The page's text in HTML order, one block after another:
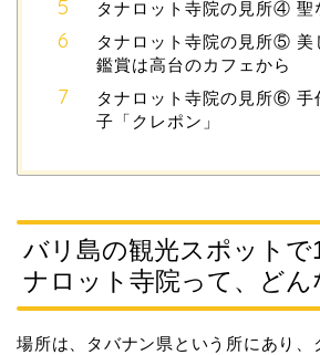
タナロット寺院の見所④ 聖
タナロット寺院の見所⑤ 美
鑑賞は高台のカフェから
タナロット寺院の見所⑥ 手
子「クレポン」
バリ島の観光スポットで
ナロット寺院って、どん
場所は、タバナン県という所にあり、